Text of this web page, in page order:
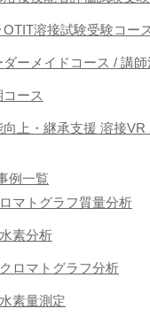
OTIT溶接試験受験コー
ダーメイドコース / 講
コース
向上・継承支援 溶接VR
例一覧
マトグラフ質量分析
素分析
ロマトグラフ分析
素量測定